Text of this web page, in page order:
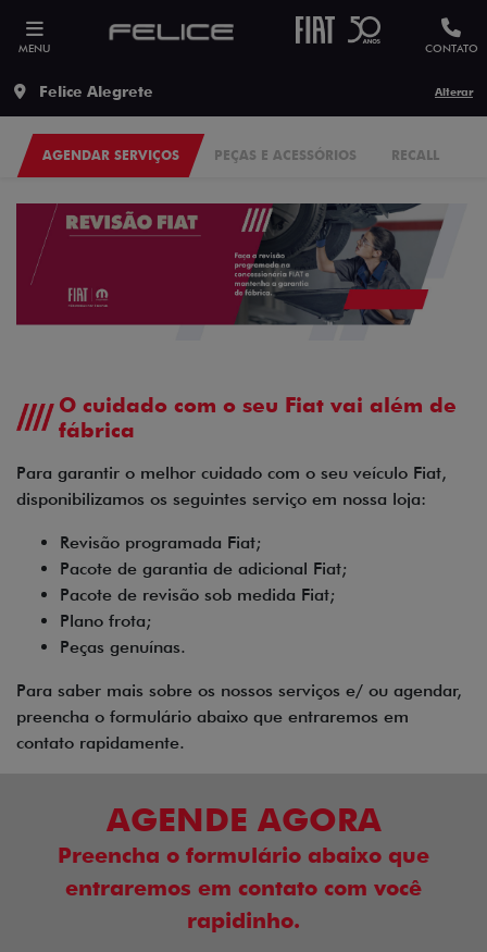
MENU CONTATO
Felice Alegrete Alterar
AGENDAR SERVIÇOS PEÇAS E ACESSÓRIOS RECALL
O cuidado com o seu Fiat vai além de
fábrica
Para garantir o melhor cuidado com o seu veículo Fiat,
disponibilizamos os seguintes serviço em nossa loja:
Revisão programada Fiat;
Pacote de garantia de adicional Fiat;
Pacote de revisão sob medida Fiat;
Plano frota;
Peças genuínas.
Para saber mais sobre os nossos serviços e/ ou agendar,
preencha o formulário abaixo que entraremos em
contato rapidamente.
AGENDE AGORA
Preencha o formulário abaixo que
entraremos em contato com você
rapidinho.